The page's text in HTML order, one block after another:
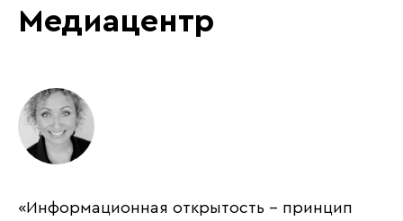
Медиацентр
«Информационная открытость – принцип